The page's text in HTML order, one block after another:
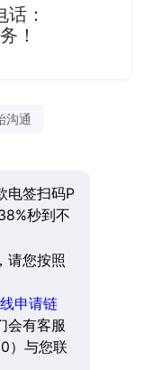
：
！
沟通
电签扫码P
秒到不
请您按照
申请链
会有客服
）与您联